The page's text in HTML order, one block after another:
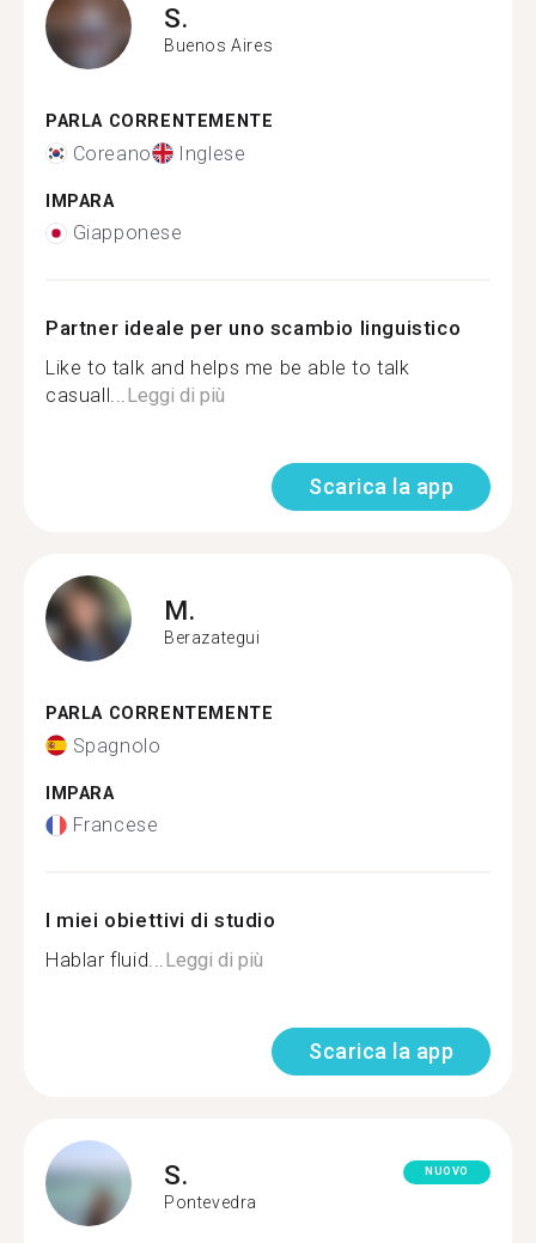
S.
Buenos Aires
PARLA CORRENTEMENTE
Coreano Inglese
IMPARA
Giapponese
Partner ideale per uno scambio linguistico
Like to talk and helps me be able to talk
casuall...Leggi di più
Scarica la app
M.
Berazategui
PARLA CORRENTEMENTE
Spagnolo
IMPARA
Francese
I miei obiettivi di studio
Hablar fluid...Leggi di più
Scarica la app
S.
Pontevedra
NUOVO